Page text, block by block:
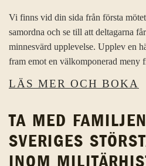
Vi finns vid din sida från första
samordna och se till att deltagarna
minnesvärd upplevelse. Upplev en
fram emot en välkomponerad meny
LÄS MER OCH BOKA
TA MED
SVERIGES
INOM